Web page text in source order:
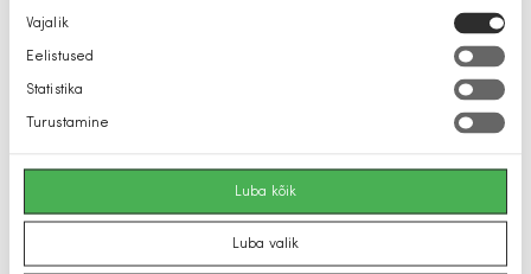
Nõusoleku
valik
Vajalik
Eelistused
Statistika
Turustamine
Luba kõik
Luba valik